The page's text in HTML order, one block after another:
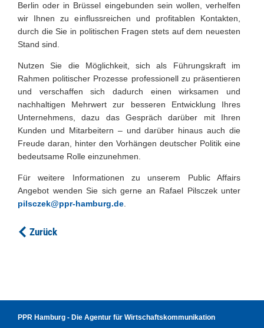
Berlin oder in Brüssel eingebunden sein wollen, verhelfen
wir Ihnen zu einflussreichen und profitablen Kontakten,
durch die Sie in politischen Fragen stets auf dem neuesten
Stand sind.
Nutzen Sie die Möglichkeit, sich als Führungskraft im
Rahmen politischer Prozesse professionell zu präsentieren
und verschaffen sich dadurch einen wirksamen und
nachhaltigen Mehrwert zur besseren Entwicklung Ihres
Unternehmens, dazu das Gespräch darüber mit Ihren
Kunden und Mitarbeitern – und darüber hinaus auch die
Freude daran, hinter den Vorhängen deutscher Politik eine
bedeutsame Rolle einzunehmen.
Für weitere Informationen zu unserem Public Affairs
Angebot wenden Sie sich gerne an Rafael Pilsczek unter
pilsczek@ppr-hamburg.de.
Zurück
PPR Hamburg - Die Agentur für Wirtschaftskommunikation